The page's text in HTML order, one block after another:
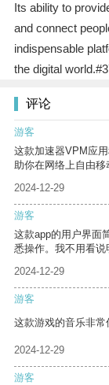
Its ability to
and connect
indispensable
the digital
评论
游客
这款加速器VPM应
助你在网络上自由移
2024-12-29
游客
这款app的用户界面
悉操作。我不用看说
2024-12-29
游客
这款游戏的音乐非常
2024-12-29
游客